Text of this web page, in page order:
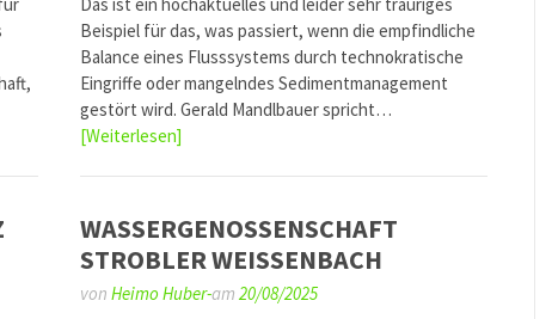
Beispiel für das, was passiert, wenn die empfindliche
Balance eines Flusssystems durch technokratische
Eingriffe oder mangelndes Sedimentmanagement
gestört wird. Gerald Mandlbauer spricht…
[Weiterlesen]
WASSERGENOSSENSCHAFT
STROBLER WEISSENBACH
vonHeimo Huber-am20/08/2025